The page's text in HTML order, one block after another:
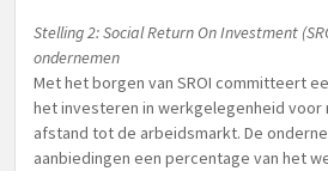
Stelling 2: Social Return On Investment
ondernemen
Met het borgen van SROI committeert
het investeren in werkgelegenheid voor
afstand tot de arbeidsmarkt. De
aanbiedingen een percentage van het